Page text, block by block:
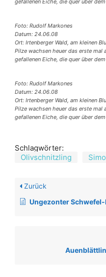
gefallenen Eiche, die quer über
Foto: Rudolf Markones
Datum: 24.06.08
Ort: Irtenberger Wald, am kleinen
Pilze wachsen heuer das erste mal
gefallenen Eiche, die quer über
Foto: Rudolf Markones
Datum: 24.06.08
Ort: Irtenberger Wald, am kleinen
Pilze wachsen heuer das erste mal
gefallenen Eiche, die quer über
Schlagwörter:
Olivschnitzling
Zurück
Ungezonter Schwefel-